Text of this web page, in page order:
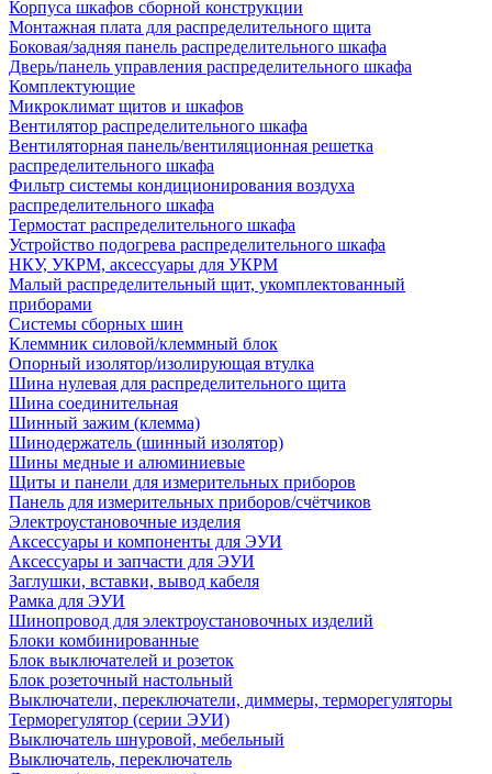
Корпуса шкафов сборной конструкции
Монтажная плата для распределительного щита
Боковая/задняя панель распределительного шкафа
Дверь/панель управления распределительного шкафа
Комплектующие
Микроклимат щитов и шкафов
Вентилятор распределительного шкафа
Вентиляторная панель/вентиляционная решетка
распределительного шкафа
Фильтр системы кондиционирования воздуха
распределительного шкафа
Термостат распределительного шкафа
Устройство подогрева распределительного шкафа
НКУ, УКРМ, аксессуары для УКРМ
Малый распределительный щит, укомплектованный
приборами
Системы сборных шин
Клеммник силовой/клеммный блок
Опорный изолятор/изолирующая втулка
Шина нулевая для распределительного щита
Шина соединительная
Шинный зажим (клемма)
Шинодержатель (шинный изолятор)
Шины медные и алюминиевые
Щиты и панели для измерительных приборов
Панель для измерительных приборов/счётчиков
Электроустановочные изделия
Аксессуары и компоненты для ЭУИ
Аксессуары и запчасти для ЭУИ
Заглушки, вставки, вывод кабеля
Рамка для ЭУИ
Шинопровод для электроустановочных изделий
Блоки комбинированные
Блок выключателей и розеток
Блок розеточный настольный
Выключатели, переключатели, диммеры, терморегуляторы
Терморегулятор (серии ЭУИ)
Выключатель шнуровой, мебельный
Выключатель, переключатель